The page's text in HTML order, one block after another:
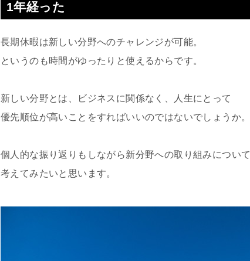
1年経った
長期休暇は新しい分野へのチャレンジが可能。
というのも時間がゆったりと使えるからです。
新しい分野とは、ビジネスに関係なく、人生にとって
優先順位が高いことをすればいいのではないでしょうか。
個人的な振り返りもしながら新分野への取り組みについて
考えてみたいと思います。